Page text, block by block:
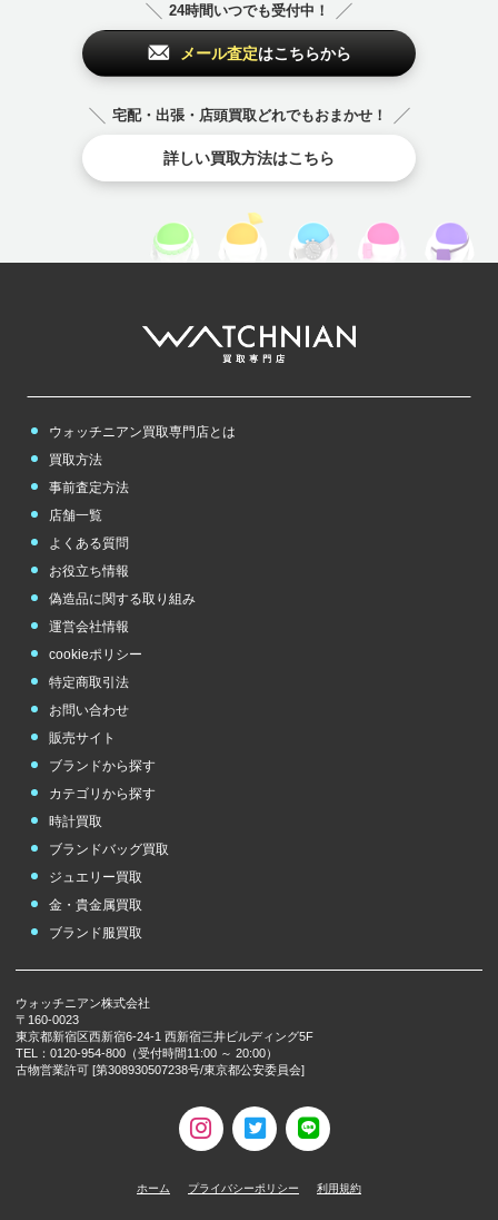
24時間いつでも受付中！
メール査定はこちらから
宅配・出張・店頭買取どれでもおまかせ！
詳しい買取方法はこちら
ウォッチニアン買取専門店とは
買取方法
事前査定方法
店舗一覧
よくある質問
お役立ち情報
偽造品に関する取り組み
運営会社情報
cookieポリシー
特定商取引法
お問い合わせ
販売サイト
ブランドから探す
カテゴリから探す
時計買取
ブランドバッグ買取
ジュエリー買取
金・貴金属買取
ブランド服買取
ウォッチニアン株式会社
〒160-0023
東京都新宿区西新宿6-24-1 西新宿三井ビルディング5F
TEL：0120-954-800（受付時間11:00 ～ 20:00）
古物営業許可 [第308930507238号/東京都公安委員会]
ホーム プライバシーポリシー 利用規約